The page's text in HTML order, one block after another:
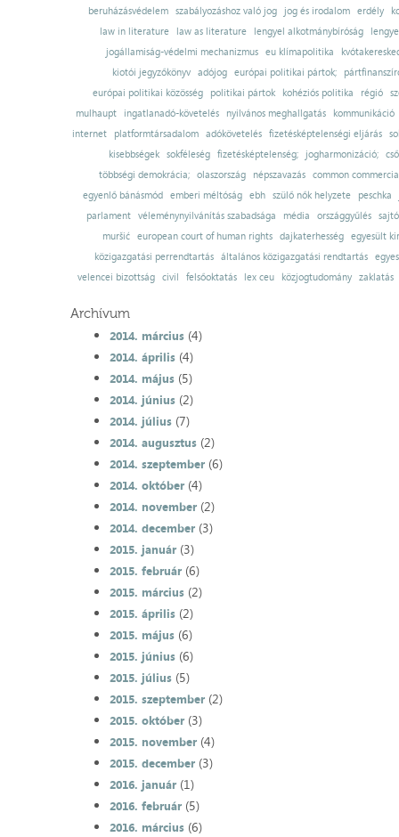
beruházásvédelem szabályozáshoz való jog jog és irodalom erdély
law in literature
law as literature lengyel alkotmánybíróság
jogállamiság-védelmi mechanizmus
eu klímapolitika
kiotói jegyzőkönyv adójog európai politikai pártok;
európai politikai közösség
politikai pártok kohéziós politika régió
mulhaupt
ingatlanadó-követelés nyilvános meghallgatás
kommunikáció
internet
platformtársadalom adókövetelés fizetésképtelenségi eljárás
kisebbségek sokféleség fizetésképtelenség; jogharmonizáció;
többségi demokrácia; olaszország népszavazás common
egyenlő bánásmód emberi méltóság ebh szülő nők helyzete
peschka
parlament
véleménynyilvánítás szabadsága média országgyűlés
muršić
european court of human rights dajkaterhesség
egyesült
közigazgatási perrendtartás
általános közigazgatási rendtartás
velencei bizottság
civil felsőoktatás lex ceu közjogtudomány zaklatás
Archívum
2014. március(4)
2014. április(4)
2014. május(5)
2014. június(2)
2014. július(7)
2014. augusztus(2)
2014. szeptember(6)
2014. október(4)
2014. november(2)
2014. december(3)
2015. január(3)
2015. február(6)
2015. március(2)
2015. április(2)
2015. május(6)
2015. június(6)
2015. július(5)
2015. szeptember(2)
2015. október(3)
2015. november(4)
2015. december(3)
2016. január(1)
2016. február(5)
2016. március(6)